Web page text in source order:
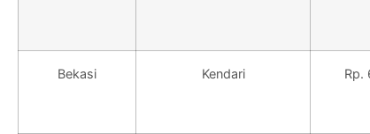
Bekasi Kendari Rp.